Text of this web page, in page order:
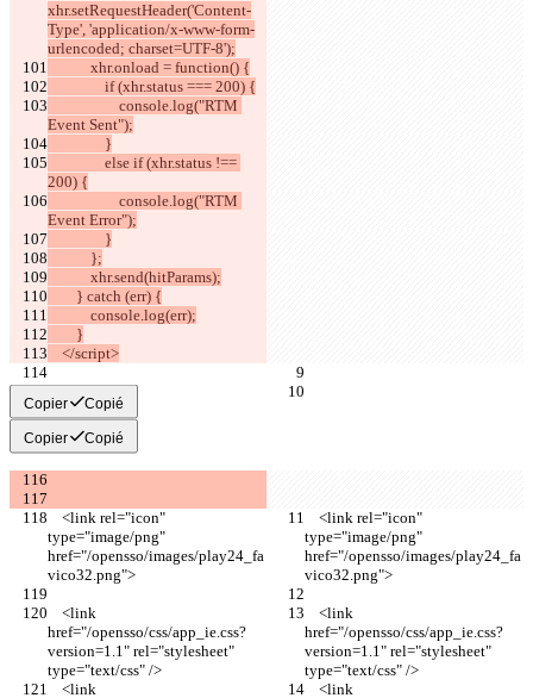
xhr.setRequestHeader('Content-
Type', 'application/x-www-form-
urlencoded; charset=UTF-8');
            xhr.onload = function() {
                if (xhr.status === 200) {
Event Sent");
                }
200) {
Event Error");
                }
            };
            xhr.send(hitParams);
        } catch (err) {
            console.log(err);
        }
    </script>
Copier Copié
Copier Copié
type="image/png"
href="/opensso/images/play24_fa
vico32.png">
type="image/png"
href="/opensso/images/play24_fa
vico32.png">
href="/opensso/css/app_ie.css?
version=1.1" rel="stylesheet"
type="text/css" />
href="/opensso/css/app_ie.css?
version=1.1" rel="stylesheet"
type="text/css" />